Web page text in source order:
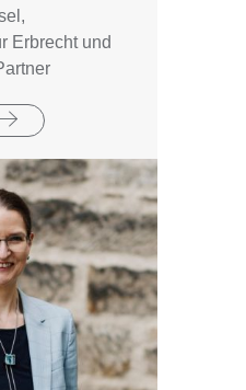
Erbrecht und